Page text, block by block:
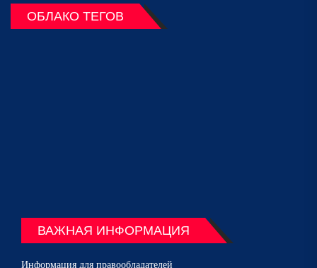
ОБЛАКО ТЕГОВ
ВАЖНАЯ ИНФОРМАЦИЯ
Информация для правообладателей